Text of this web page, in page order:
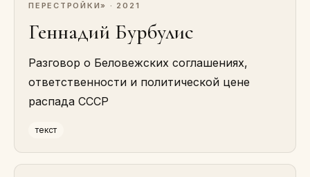
ПЕРЕСТРОЙКИ» · 2021
Геннадий Бурбулис
Разговор о Беловежских соглашениях,
ответственности и политической цене
распада СССР
текст